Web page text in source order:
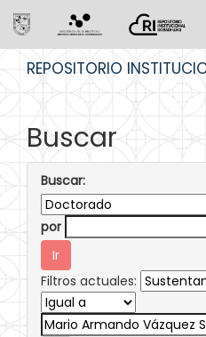
REPOSITORIO
Buscar
Buscar:
por
Filtros actuales: